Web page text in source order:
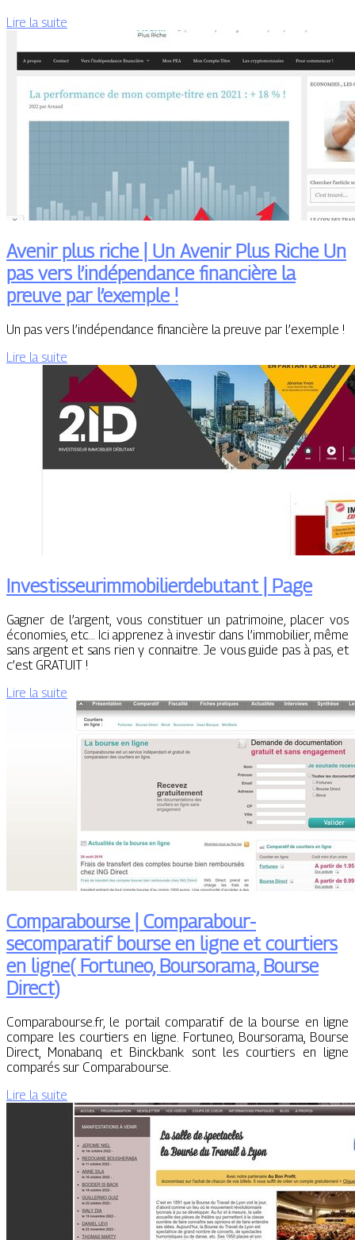
Lire la suite
Avenir plus riche | Un Avenir Plus Riche Un
pas vers l’indépen­dan­ce financière la
preuve par l’exemple !
Un pas vers l’indépendance financière la preuve par l’exemple !
Lire la suite
In­vestisseurimmobilier­debu­tant | Page
Gagner de l’argent, vous constituer un patrimoine, placer vos
économies, etc… Ici apprenez à investir dans l’immobilier, même
sans argent et sans rien y connaitre. Je vous guide pas à pas, et
c’est GRATUIT !
Lire la suite
Com­para­bour­se | Com­para­bour­
secomparatif bourse en ligne et courtiers
en ligne( Fortuneo, Boursorama, Bourse
Direct)
Comparabourse.fr, le portail comparatif de la bourse en ligne
compare les courtiers en ligne. Fortuneo, Boursorama, Bourse
Direct, Monabanq et Binckbank sont les courtiers en ligne
comparés sur Comparabourse.
Lire la suite